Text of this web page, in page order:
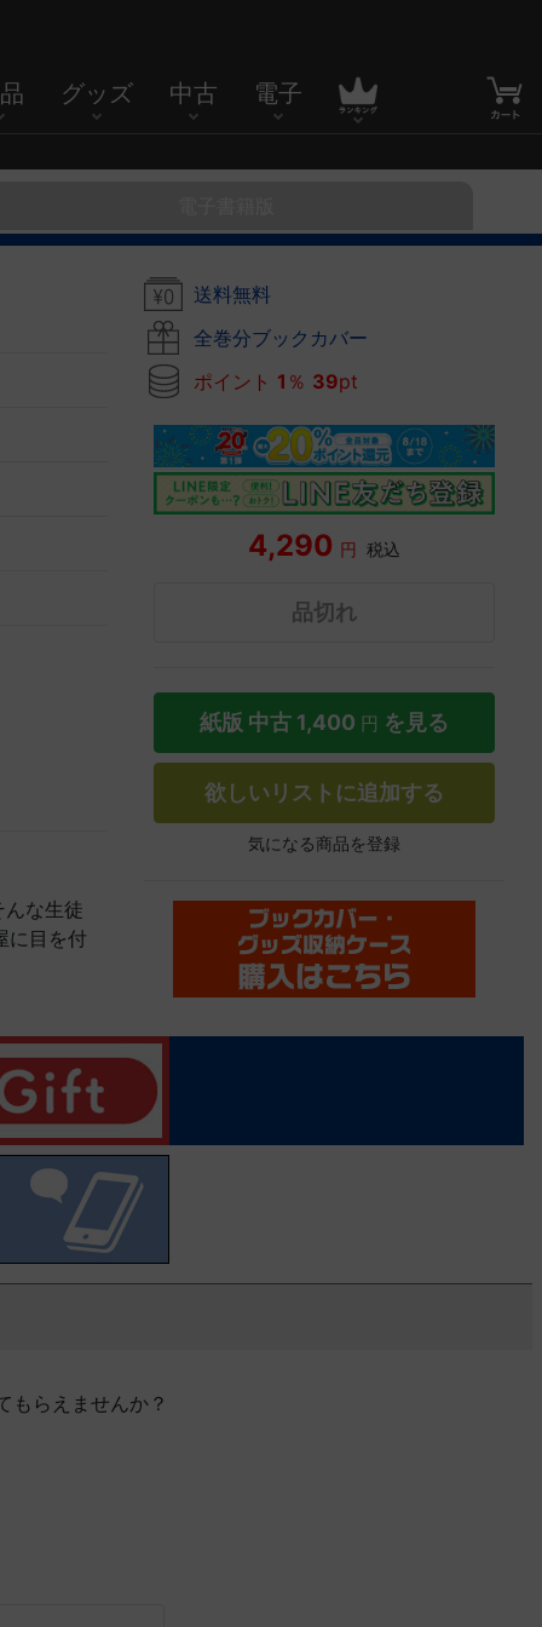
グッズ 中古 電子
な生徒
に目を付
送料無料
全巻分ブックカバー
ポイント 1 ％ 39pt
4,290 円 税込
品切れ
紙版 中古 1,400 円 を見る
欲しいリストに追加する
気になる商品を登録
もらえませんか？